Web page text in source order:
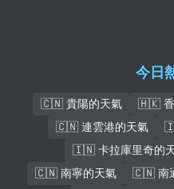
今日
🇨🇳 貴陽的天氣 🇭🇰 香
🇨🇳 連雲港的天氣
🇮🇳 卡拉庫里奇的
🇨🇳 南寧的天氣
🇨🇳 南